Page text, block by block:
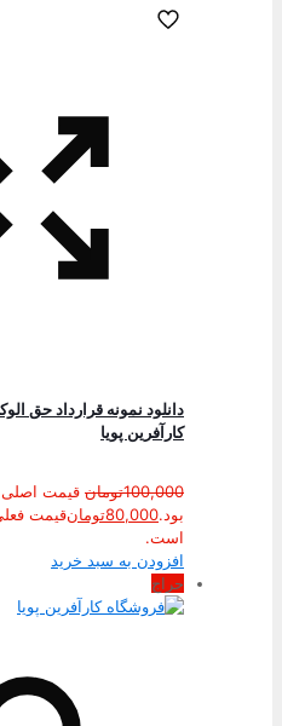
دانلود نمونه قرارداد حق
کارآفرین پویا
100,000تومان
بود.80,000تومان
است.
افزودن به سبد خرید
حراج